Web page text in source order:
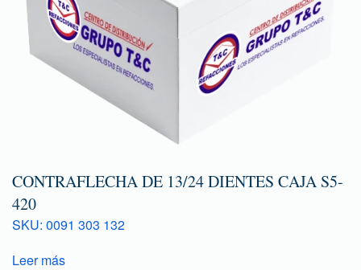
CONTRAFLECHA DE 13/24 DIENTES CAJA S5-
420
SKU: 0091 303 132
Leer más